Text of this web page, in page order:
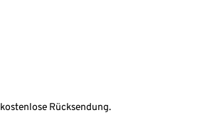
Rücksendung.